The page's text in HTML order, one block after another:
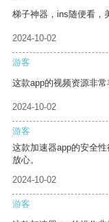
梯子神器，ins随便看，
2024-10-02
游客
这款app的视频资源非常
2024-10-02
游客
这款加速器app的安全
放心。
2024-10-02
游客